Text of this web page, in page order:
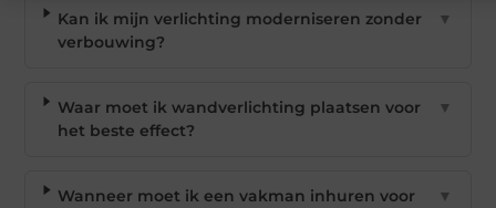
Kan ik mijn verlichting moderniseren zonder
verbouwing?
▼
Waar moet ik wandverlichting plaatsen voor
het beste effect?
▼
Wanneer moet ik een vakman inhuren voor
▼